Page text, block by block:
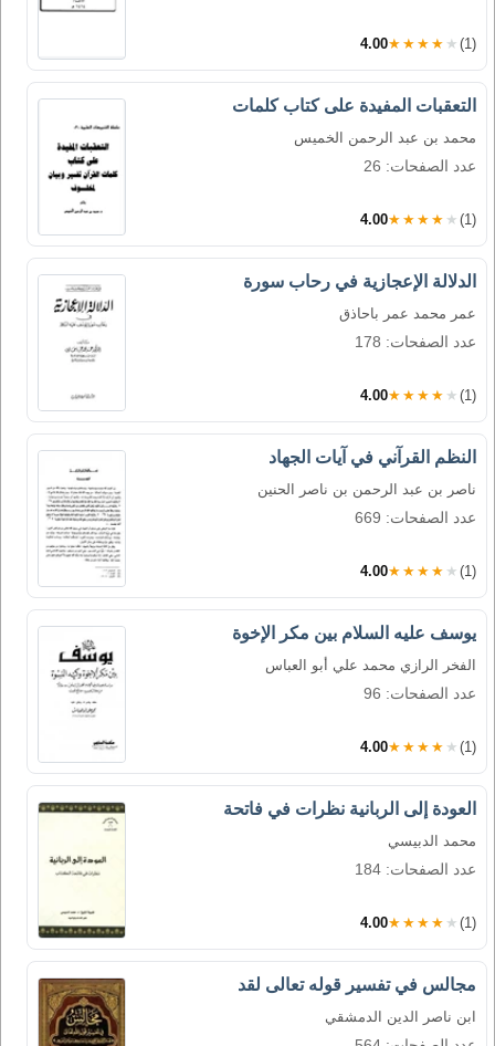
4.00★★★★★ (1)
التعقبات المفيدة على كتاب كلمات
محمد بن عبد الرحمن الخميس
عدد الصفحات: 26
4.00★★★★★ (1)
الدلالة الإعجازية في رحاب سورة
عمر محمد عمر باحاذق
عدد الصفحات: 178
4.00★★★★★ (1)
النظم القرآني في آيات الجهاد
ناصر بن عبد الرحمن بن ناصر الحنين
عدد الصفحات: 669
4.00★★★★★ (1)
يوسف عليه السلام بين مكر الإخوة
الفخر الرازي محمد علي أبو العباس
عدد الصفحات: 96
4.00★★★★★ (1)
العودة إلى الربانية نظرات في فاتحة
محمد الدبيسي
عدد الصفحات: 184
4.00★★★★★ (1)
مجالس في تفسير قوله تعالى لقد
ابن ناصر الدين الدمشقي